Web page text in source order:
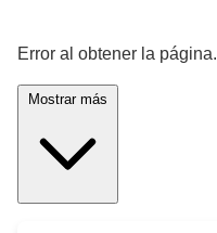
Error al obtener la página.